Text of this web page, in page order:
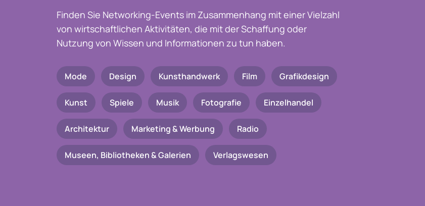
Finden Sie Networking-Events im Zusammenhang mit einer Vielzahl
von wirtschaftlichen Aktivitäten, die mit der Schaffung oder
Nutzung von Wissen und Informationen zu tun haben.
Mode Design Kunsthandwerk Film Grafikdesign
Kunst Spiele Musik Fotografie Einzelhandel
Architektur Marketing & Werbung Radio
Museen, Bibliotheken & Galerien Verlagswesen